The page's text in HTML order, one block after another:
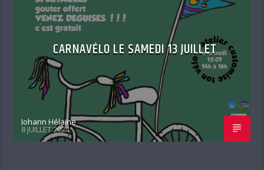
CARNAVÉLO LE SAMEDI 13 JUILLET
Johann Hélaine
8 JUILLET 2024